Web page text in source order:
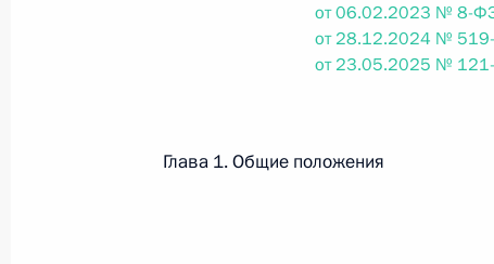
Федеральный закон от
О внесении изменений в Трудовой кодекс
от 06.02.2023 № 8-
от 28.12.2024 №
от 23.05.2025 №
Глава 1. Общие положения